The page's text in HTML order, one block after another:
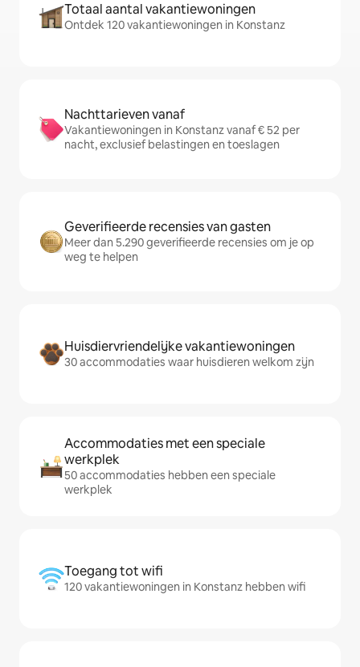
Totaal aantal vakantiewoningen
Ontdek 120 vakantiewoningen in Konstanz
Nachttarieven vanaf
Vakantiewoningen in Konstanz vanaf € 52 per
nacht, exclusief belastingen en toeslagen
Geverifieerde recensies van gasten
Meer dan 5.290 geverifieerde recensies om je op
weg te helpen
Huisdiervriendelijke vakantiewoningen
30 accommodaties waar huisdieren welkom zijn
Accommodaties met een speciale
werkplek
50 accommodaties hebben een speciale
werkplek
Toegang tot wifi
120 vakantiewoningen in Konstanz hebben wifi